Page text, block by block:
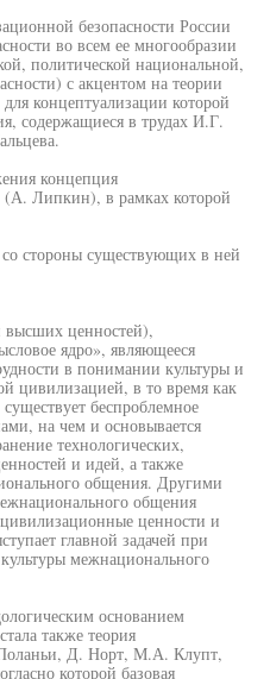
безопасности России
во всем ее многообразии
политической национальной,
с акцентом на теории
концептуализации которой
содержащиеся в трудах И.Г.
концепция
Липкин), в рамках которой
со стороны существующих в ней
высших ценностей),
ядро», являющееся
в понимании культуры и
цивилизацией, в то время как
беспроблемное
на чем и основывается
технологических,
и идей, а также
общения. Другими
общения
ценности и
главной задачей при
межнационального
основанием
также теория
Д. Норт, М.А. Клупт,
которой базовая